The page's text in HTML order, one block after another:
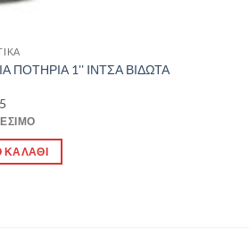
ΠΟΤΗΡΙΑ 1'' IΝΤΣΑ ΒΙΔΩΤΑ
ΚΑΛΆΘΙ